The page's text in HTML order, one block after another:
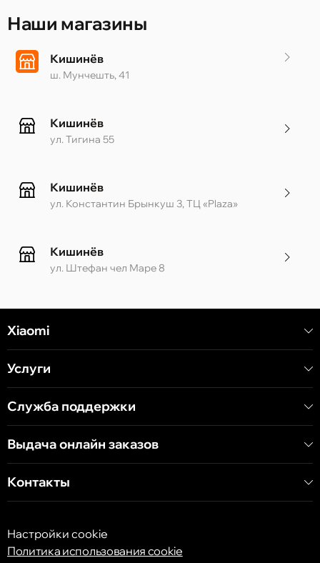
Наши магазины
Кишинёв
ш. Мунчешть, 41
Кишинёв
ул. Тигина 55
Кишинёв
ул. Константин Брынкуш 3, ТЦ «Plaza»
Кишинёв
ул. Штефан чел Маре 8
Кишинёв
ул. Арборилор 21, CC «Shopping MallDova»
Xiaomi
Услуги
Служба поддержки
Выдача онлайн заказов
Контакты
Настройки cookie
Политика использования cookie